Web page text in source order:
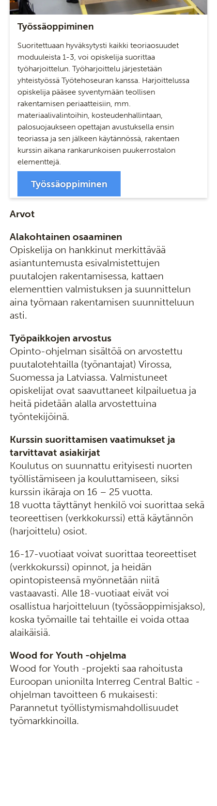
Työssäoppiminen
Suoritettuaan hyväksytysti kaikki teoriaosuudet
moduuleista 1-3, voi opiskelija suorittaa
työharjoittelun. Työharjoittelu järjestetään
yhteistyössä Työtehoseuran kanssa. Harjoittelussa
opiskelija pääsee syventymään teollisen
rakentamisen periaatteisiin, mm.
materiaalivalintoihin, kosteudenhallintaan,
palosuojaukseen opettajan avustuksella ensin
teoriassa ja sen jälkeen käytännössä, rakentaen
kurssin aikana rankarunkoisen puukerrostalon
elementtejä.
Työssäoppiminen
Arvot
Alakohtainen osaaminen
Opiskelija on hankkinut merkittävää
asiantuntemusta esivalmistettujen
puutalojen rakentamisessa, kattaen
elementtien valmistuksen ja suunnittelun
aina työmaan rakentamisen suunnitteluun
asti.
Työpaikkojen arvostus
Opinto-ohjelman sisältöä on arvostettu
puutalotehtailla (työnantajat) Virossa,
Suomessa ja Latviassa. Valmistuneet
opiskelijat ovat saavuttaneet kilpailuetua ja
heitä pidetään alalla arvostettuina
työntekijöinä.
Kurssin suorittamisen vaatimukset ja
tarvittavat asiakirjat
Koulutus on suunnattu erityisesti nuorten
työllistämiseen ja kouluttamiseen, siksi
kurssin ikäraja on 16 – 25 vuotta.
18 vuotta täyttänyt henkilö voi suorittaa sekä
teoreettisen (verkkokurssi) että käytännön
(harjoittelu) osiot.
16-17-vuotiaat voivat suorittaa teoreettiset
(verkkokurssi) opinnot, ja heidän
opintopisteensä myönnetään niitä
vastaavasti. Alle 18-vuotiaat eivät voi
osallistua harjoitteluun (työssäoppimisjakso),
koska työmaille tai tehtaille ei voida ottaa
alaikäisiä.
Wood for Youth -ohjelma
Wood for Youth -projekti saa rahoitusta
Euroopan unionilta Interreg Central Baltic -
ohjelman tavoitteen 6 mukaisesti:
Parannetut työllistymismahdollisuudet
työmarkkinoilla.